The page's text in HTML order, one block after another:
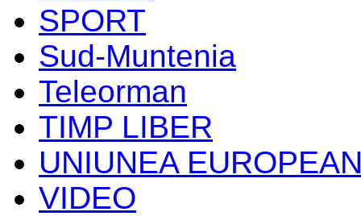
SPORT
Sud-Muntenia
Teleorman
TIMP LIBER
UNIUNEA
VIDEO